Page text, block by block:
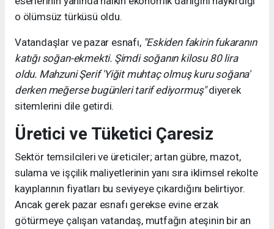
o ölümsüz türküsü oldu.
Vatandaşlar ve pazar esnafı, "Eskiden fakirin fukaranın
katığı soğan-ekmekti. Şimdi soğanın kilosu 80 lira
oldu. Mahzuni Şerif 'Yiğit muhtaç olmuş kuru soğana'
derken meğerse bugünleri tarif ediyormuş"diyerek
sitemlerini dile getirdi.
Üretici ve Tüketici Çaresiz
Sektör temsilcileri ve üreticiler; artan gübre, mazot,
sulama ve işçilik maliyetlerinin yanı sıra iklimsel rekolte
kayıplarının fiyatları bu seviyeye çıkardığını belirtiyor.
Ancak gerek pazar esnafı gerekse evine erzak
götürmeye çalışan vatandaş, mutfağın ateşinin bir an